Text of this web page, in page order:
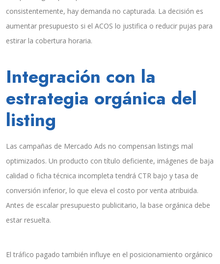
consistentemente, hay demanda no capturada. La decisión es
aumentar presupuesto si el ACOS lo justifica o reducir pujas para
estirar la cobertura horaria.
Integración con la
estrategia orgánica del
listing
Las campañas de Mercado Ads no compensan listings mal
optimizados. Un producto con título deficiente, imágenes de baja
calidad o ficha técnica incompleta tendrá CTR bajo y tasa de
conversión inferior, lo que eleva el costo por venta atribuida.
Antes de escalar presupuesto publicitario, la base orgánica debe
estar resuelta.
El tráfico pagado también influye en el posicionamiento orgánico